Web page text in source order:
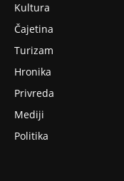
Kultura
Čajetina
Turizam
Hronika
Privreda
Mediji
Politika